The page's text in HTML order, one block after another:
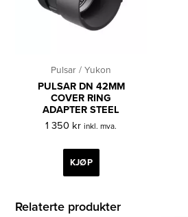
Pulsar / Yukon
PULSAR DN 42MM
COVER RING
ADAPTER STEEL
1 350 kr inkl. mva.
KJØP
Relaterte produkter